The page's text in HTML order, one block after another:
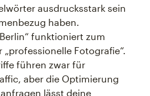
ausdrucksstark sein
haben.
funktioniert zum
„professionelle Fotografie“.
führen zwar für
aber die Optimierung
lässt deine